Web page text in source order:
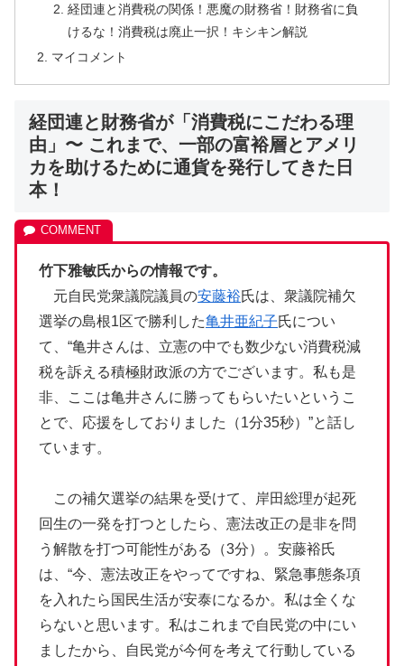
経団連と消費税の関係！悪魔の財務省！財務省に負
けるな！消費税は廃止一択！キシキン解説
マイコメント
経団連と財務省が「消費税にこだわる理
由」〜 これまで、一部の富裕層とアメリ
カを助けるために通貨を発行してきた日
本！
竹下雅敏氏からの情報です。
元自民党衆議院議員の安藤裕氏は、衆議院補欠
選挙の島根1区で勝利した亀井亜紀子氏につい
て、“亀井さんは、立憲の中でも数少ない消費税減
税を訴える積極財政派の方でございます。私も是
非、ここは亀井さんに勝ってもらいたいというこ
とで、応援をしておりました（1分35秒）”と話し
ています。
この補欠選挙の結果を受けて、岸田総理が起死
回生の一発を打つとしたら、憲法改正の是非を問
う解散を打つ可能性がある（3分）。安藤裕氏
は、“今、憲法改正をやってですね、緊急事態条項
を入れたら国民生活が安泰になるか。私は全くな
らないと思います。私はこれまで自民党の中にい
ましたから、自民党が今何を考えて行動している